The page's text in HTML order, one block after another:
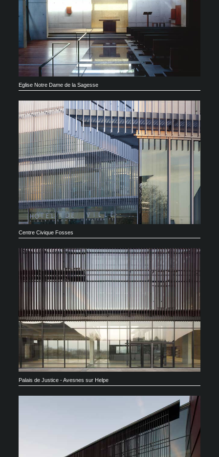
Eglise Notre Dame de la Sagesse
Centre Civique Fosses
Palais de Justice - Avesnes sur Helpe